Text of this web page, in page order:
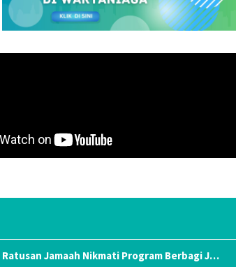
Ratusan Jamaah Nikmati Program Berbagi J…